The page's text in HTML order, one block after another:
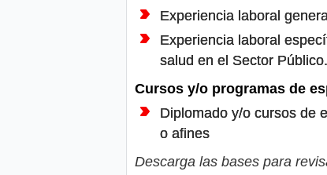
Experiencia laboral
Experiencia laboral
salud en el Sector Público.
Cursos y/o programas de
Diplomado y/o cursos de
o afines
Descarga las bases para